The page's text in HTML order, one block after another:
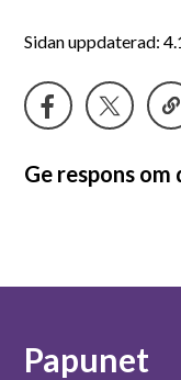
Sidan uppdaterad:
Ge respons om
Papunet